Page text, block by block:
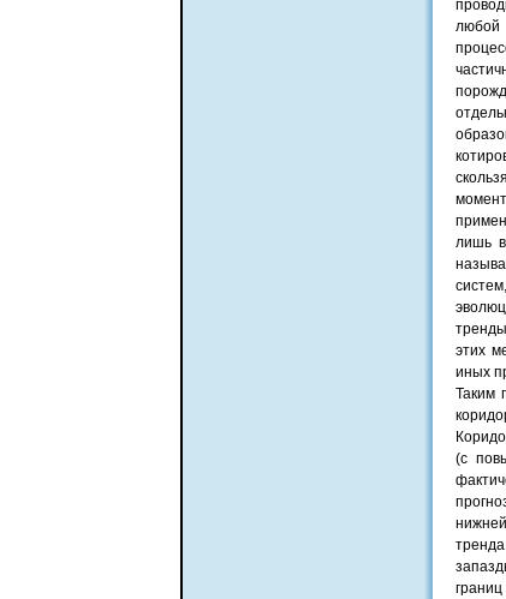
любой
лишь в
этих
иных
Таким
(с